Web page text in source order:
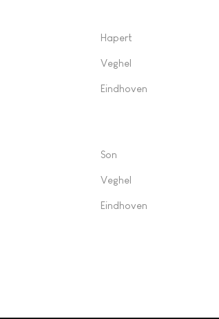
Hapert
Veghel
Eindhoven
Son
Veghel
Eindhoven